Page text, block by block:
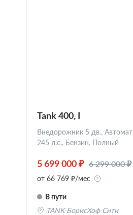
Tank 400, I
Внедорожник 5 дв.,
245 л.с., Бензин, Полный
5 699 000 ₽ 6 299 000 ₽
от 66 769 ₽/мес
В пути
TANK БорисХоф Сити